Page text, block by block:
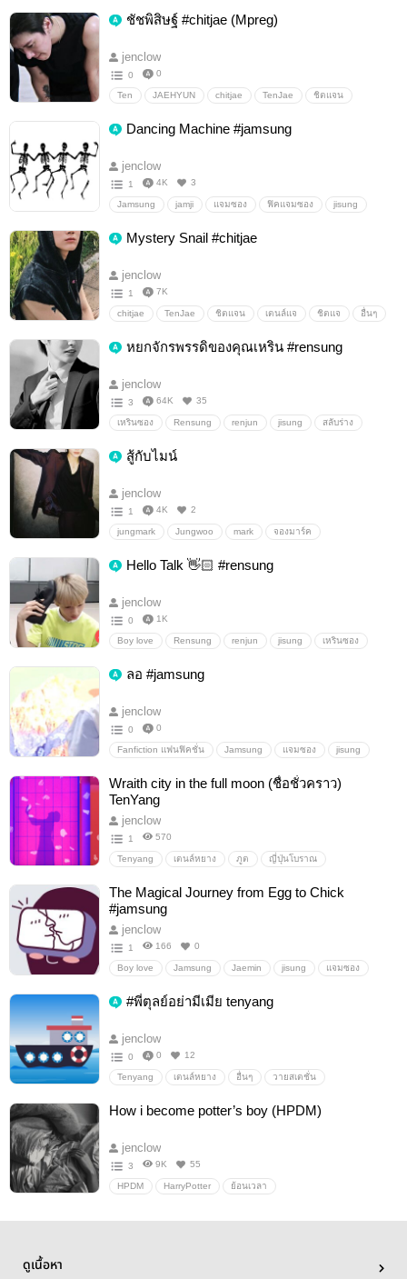
ชัชพิสิษฐ์ #chitjae (Mpreg)
jenclow
0 0
Ten JAEHYUN chitjae TenJae ชิตแจน
Dancing Machine #jamsung
jenclow
1 4K 3
Jamsung jamji แจมซอง ฟิคแจมซอง jisung
Mystery Snail #chitjae
jenclow
1 7K
chitjae TenJae ชิตแจน เตนล์แจ ชิตแจ อื่นๆ
หยกจักรพรรดิของคุณเหริน #rensung
jenclow
3 64K 35
เหรินซอง Rensung renjun jisung สลับร่าง
สู้กับไมน์
jenclow
1 4K 2
jungmark Jungwoo mark จองมาร์ค
Hello Talk 👋🏻 #rensung
jenclow
0 1K
Boy love Rensung renjun jisung เหรินซอง
ลอ #jamsung
jenclow
0 0
Fanfiction แฟนฟิคชั่น Jamsung แจมซอง jisung
Wraith city in the full moon (ชื่อชั่วคราว)
TenYang
jenclow
1 570
Tenyang เตนล์หยาง ภูต ญี่ปุ่นโบราณ
The Magical Journey from Egg to Chick
#jamsung
jenclow
1 166 0
Boy love Jamsung Jaemin jisung แจมซอง
วายสเตชั่น
#พี่ตุลย์อย่ามีเมีย tenyang
jenclow
0 0 12
Tenyang เตนล์หยาง อื่นๆ วายสเตชั่น
How i become potter’s boy (HPDM)
jenclow
3 9K 55
HPDM HarryPotter ย้อนเวลา
ดูเนื้อหา